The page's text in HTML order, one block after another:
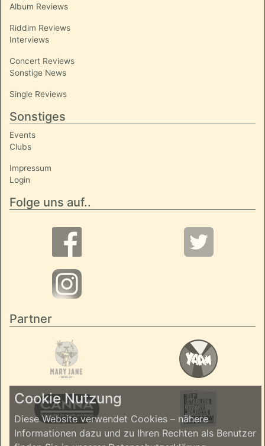
Album Reviews
Riddim Reviews
Interviews
Concert Reviews
Sonstige News
Single Reviews
Sonstiges
Events
Clubs
Impressum
Login
Folge uns auf..
Partner
Cookie Nutzung
Diese Website verwendet Cookies – nähere
Informationen dazu und zu Ihren Rechten als Benutzer